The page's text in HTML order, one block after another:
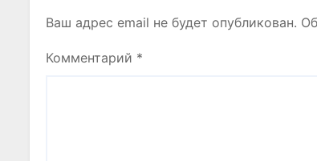
м
Ваш адрес email не будет опубликован.
Комментарий *